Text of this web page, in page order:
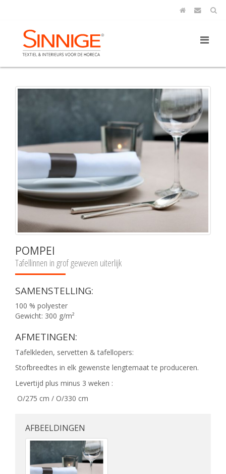
POMPEI
Tafellinnen in grof geweven uiterlijk
SAMENSTELLING:
100 % polyester
Gewicht: 300 g/m²
AFMETINGEN:
Tafelkleden, servetten & tafellopers:
Stofbreedtes in elk gewenste lengtemaat te produceren.
Levertijd plus minus 3 weken :
O/275 cm / O/330 cm
AFBEELDINGEN